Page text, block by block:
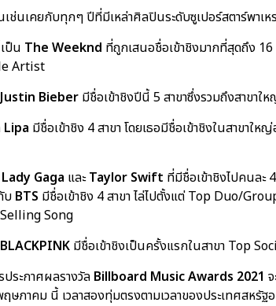
เช่นเคยกับทุกๆ ปีที่มีเหล่าศิลปินระดับซูเปอร์สตาร์พาเห
ป็น The Weeknd ที่ถูกเสนอชื่อเข้าชิงมากที่สุดถึง
Artist
Bieber มีชื่อเข้าชิงปีนี้ 5 สาขาซึ่งรวมถึงสาขา
Lipa มีชื่อเข้าชิง 4 สาขา โดยเธอมีชื่อเข้าชิงในสาขา
Lady Gaga และTaylor Swift ที่มีชื่อเข้าชิงไปคนละ
บ BTS มีชื่อเข้าชิง 4 สาขา ไล่ไปตั้งแต่ Top Duo/
Song
BLACKPINK มีชื่อเข้าชิงเป็นครั้งแรกในสาขา Top
ประกาศผลรางวัล Billboard Music Awards 2021
ษภาคม นี้ เวลาสองทุ่มตรงตามเวลาของประเทศสหรัฐ